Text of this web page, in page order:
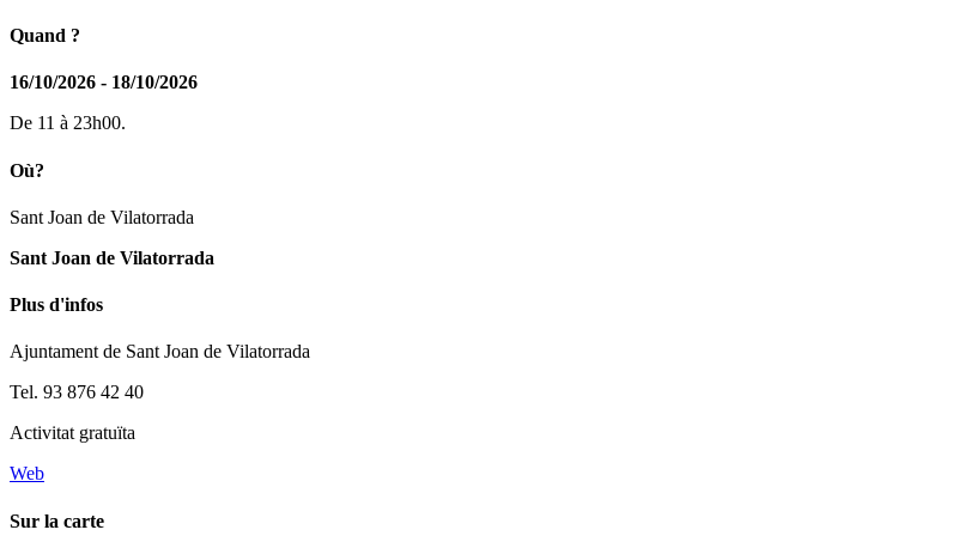
Quand ?
16/10/2026 - 18/10/2026
De 11 à 23h00.
Où?
Sant Joan de Vilatorrada
Sant Joan de Vilatorrada
Plus d'infos
Ajuntament de Sant Joan de Vilatorrada
Tel. 93 876 42 40
Activitat gratuïta
Web
Sur la carte